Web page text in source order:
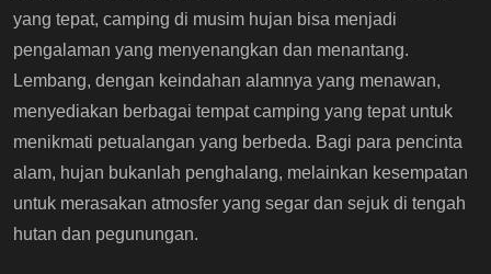
yang tepat, camping di musim hujan bisa menjadi
pengalaman yang menyenangkan dan menantang.
Lembang, dengan keindahan alamnya yang menawan,
menyediakan berbagai tempat camping yang tepat untuk
menikmati petualangan yang berbeda. Bagi para pencinta
alam, hujan bukanlah penghalang, melainkan kesempatan
untuk merasakan atmosfer yang segar dan sejuk di tengah
hutan dan pegunungan.